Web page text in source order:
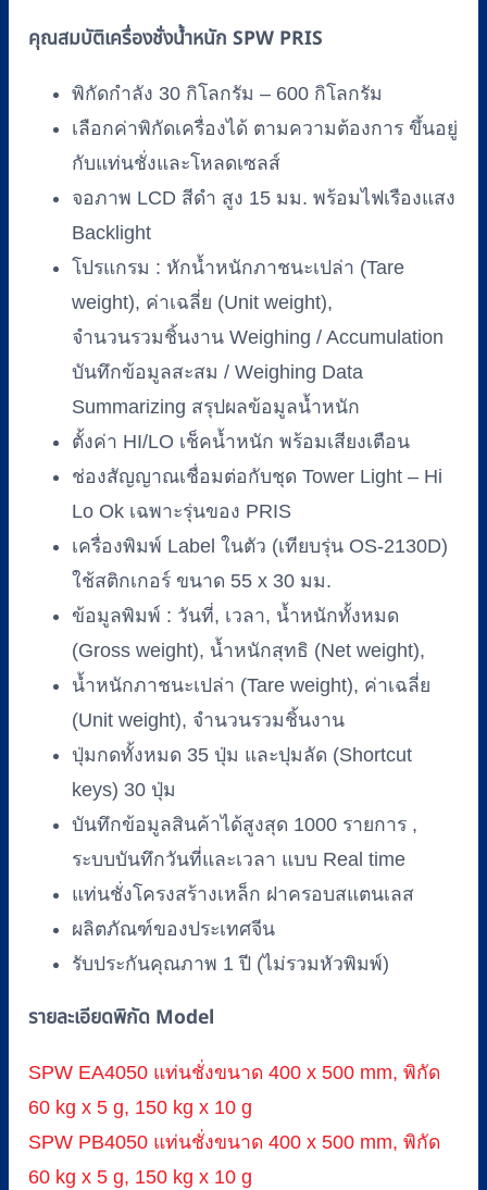
รุ่น
310
(พิกัด
600kg)
ชิ้น
คุณสมบัติเครื่องชั่งน้ำหนัก SPW PRIS
พิกัดกำลัง 30 กิโลกรัม – 600 กิโลกรัม
เลือกค่าพิกัดเครื่องได้ ตามความต้องการ ขึ้นอยู่
กับแท่นชั่งและโหลดเซลส์
จอภาพ LCD สีดำ สูง 15 มม. พร้อมไฟเรืองแสง
Backlight
โปรแกรม : หักน้ำหนักภาชนะเปล่า (Tare
weight), ค่าเฉลี่ย (Unit weight),
จำนวนรวมชิ้นงาน Weighing / Accumulation
บันทึกข้อมูลสะสม / Weighing Data
Summarizing สรุปผลข้อมูลน้ำหนัก
ตั้งค่า HI/LO เช็คน้ำหนัก พร้อมเสียงเตือน
ช่องสัญญาณเชื่อมต่อกับชุด Tower Light – Hi
Lo Ok เฉพาะรุ่นของ PRIS
เครื่องพิมพ์ Label ในตัว (เทียบรุ่น OS-2130D)
ใช้สติกเกอร์ ขนาด 55 x 30 มม.
ข้อมูลพิมพ์ : วันที่, เวลา, น้ำหนักทั้งหมด
(Gross weight), น้ำหนักสุทธิ (Net weight),
น้ำหนักภาชนะเปล่า (Tare weight), ค่าเฉลี่ย
(Unit weight), จำนวนรวมชิ้นงาน
ปุ่มกดทั้งหมด 35 ปุ่ม และปุมลัด (Shortcut
keys) 30 ปุ่ม
บันทึกข้อมูลสินค้าได้สูงสุด 1000 รายการ ,
ระบบบันทึกวันที่และเวลา แบบ Real time
แท่นชั่งโครงสร้างเหล็ก ฝาครอบสแตนเลส
ผลิตภัณฑ์ของประเทศจีน
รับประกันคุณภาพ 1 ปี (ไม่รวมหัวพิมพ์)
รายละเอียดพิกัด Model
SPW EA4050 แท่นชั่งขนาด 400 x 500 mm, พิกัด
60 kg x 5 g, 150 kg x 10 g
SPW PB4050 แท่นชั่งขนาด 400 x 500 mm, พิกัด
60 kg x 5 g, 150 kg x 10 g